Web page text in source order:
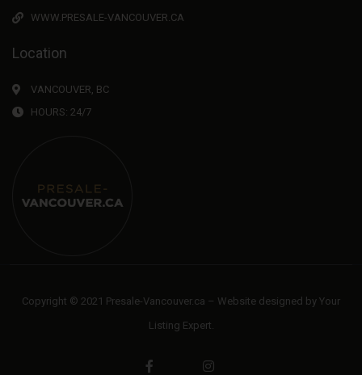
WWW.PRESALE-VANCOUVER.CA
Location
VANCOUVER, BC
HOURS: 24/7
Copyright © 2021 Presale-Vancouver.ca – Website designed by Your
Listing Expert.